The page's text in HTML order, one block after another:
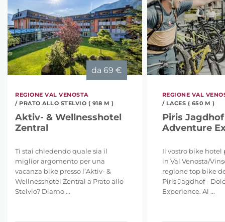
da 69 €
REGIONE VAL VENOSTA
/ PRATO ALLO STELVIO ( 918 M )
Aktiv- & Wellnesshotel
Zentral
Ti stai chiedendo quale sia il
miglior argomento per una
vacanza bike presso l’Aktiv- &
Wellnesshotel Zentral a Prato allo
Stelvio? Diamo ...
REGIONE VAL
/ LACES ( 650 M )
Piris
Adventure
Il vostro bike hotel
in Val Venosta/
regione top bike
Piris Jagdhof -
Experience. Al ...